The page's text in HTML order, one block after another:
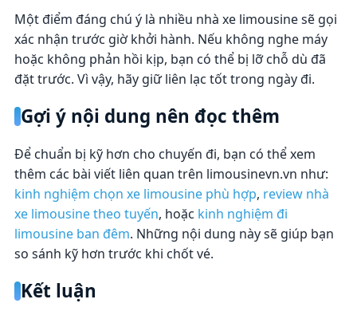
Một điểm đáng chú ý là nhiều nhà xe limousine sẽ gọi
xác nhận trước giờ khởi hành. Nếu không nghe máy
hoặc không phản hồi kịp, bạn có thể bị lỡ chỗ dù đã
đặt trước. Vì vậy, hãy giữ liên lạc tốt trong ngày đi.
Gợi ý nội dung nên đọc thêm
Để chuẩn bị kỹ hơn cho chuyến đi, bạn có thể xem
thêm các bài viết liên quan trên limousinevn.vn như:
kinh nghiệm chọn xe limousine phù hợp, review nhà
xe limousine theo tuyến, hoặc kinh nghiệm đi
limousine ban đêm. Những nội dung này sẽ giúp bạn
so sánh kỹ hơn trước khi chốt vé.
Kết luận